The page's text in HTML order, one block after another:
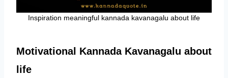
Inspiration meaningful kannada kavanagalu about life
Motivational Kannada Kavanagalu about
life